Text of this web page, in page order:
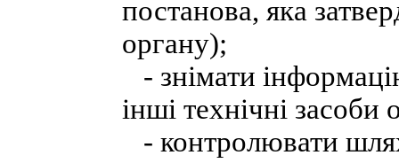
постанова, яка
органу);
- знімати
інші технічні
- контролювати